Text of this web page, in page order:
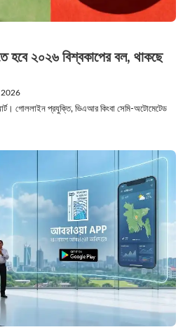
হবে ২০২৬ বিশ্বকাপের বল, থাকছে
2026
গোললাইন প্রযুক্তি, ভিএআর কিংবা সেমি-অটোমেটেড